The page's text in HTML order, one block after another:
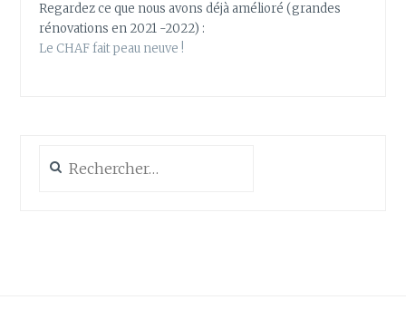
Regardez ce que nous avons déjà amélioré (grandes
rénovations en 2021 -2022) :
Le CHAF fait peau neuve !